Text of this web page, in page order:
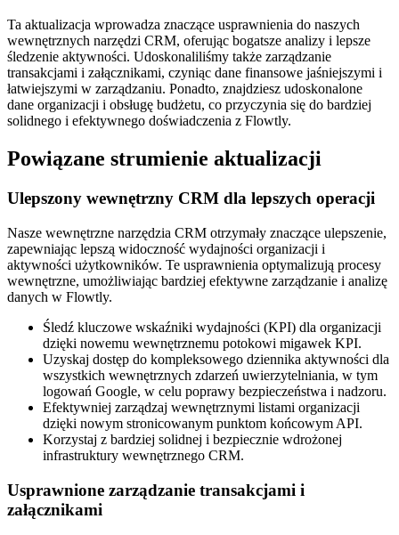
Ta aktualizacja wprowadza znaczące usprawnienia do naszych
wewnętrznych narzędzi CRM, oferując bogatsze analizy i lepsze
śledzenie aktywności. Udoskonaliliśmy także zarządzanie
transakcjami i załącznikami, czyniąc dane finansowe jaśniejszymi i
łatwiejszymi w zarządzaniu. Ponadto, znajdziesz udoskonalone
dane organizacji i obsługę budżetu, co przyczynia się do bardziej
solidnego i efektywnego doświadczenia z Flowtly.
Powiązane strumienie aktualizacji
Ulepszony wewnętrzny CRM dla lepszych operacji
Nasze wewnętrzne narzędzia CRM otrzymały znaczące ulepszenie,
zapewniając lepszą widoczność wydajności organizacji i
aktywności użytkowników. Te usprawnienia optymalizują procesy
wewnętrzne, umożliwiając bardziej efektywne zarządzanie i analizę
danych w Flowtly.
Śledź kluczowe wskaźniki wydajności (KPI) dla organizacji
dzięki nowemu wewnętrznemu potokowi migawek KPI.
Uzyskaj dostęp do kompleksowego dziennika aktywności dla
wszystkich wewnętrznych zdarzeń uwierzytelniania, w tym
logowań Google, w celu poprawy bezpieczeństwa i nadzoru.
Efektywniej zarządzaj wewnętrznymi listami organizacji
dzięki nowym stronicowanym punktom końcowym API.
Korzystaj z bardziej solidnej i bezpiecznie wdrożonej
infrastruktury wewnętrznego CRM.
Usprawnione zarządzanie transakcjami i
załącznikami